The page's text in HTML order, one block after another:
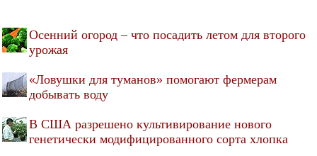
Осенний огород – что посадить летом для второго
урожая
«Ловушки для туманов» помогают фермерам
добывать воду
В США разрешено культивирование нового
генетически модифицированного сорта хлопка